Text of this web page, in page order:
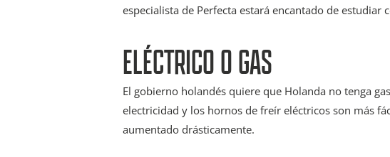
especialista de Perfecta estará encantado de
ELÉCTRICO O GAS
El gobierno holandés quiere que Holanda no tenga
electricidad y los hornos de freír eléctricos son más
aumentado drásticamente.